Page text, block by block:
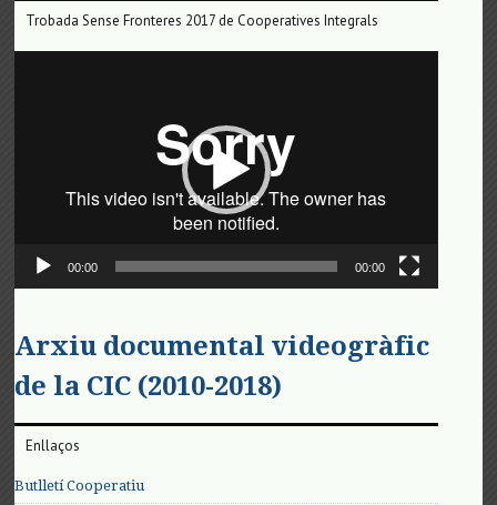
Trobada Sense Fronteres 2017 de Cooperatives Integrals
00:00 00:00
Arxiu documental videogràfic
de la CIC (2010-2018)
Enllaços
Butlletí Cooperatiu